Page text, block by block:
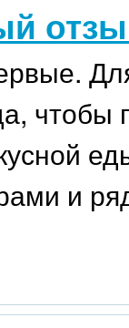
чтобы
и